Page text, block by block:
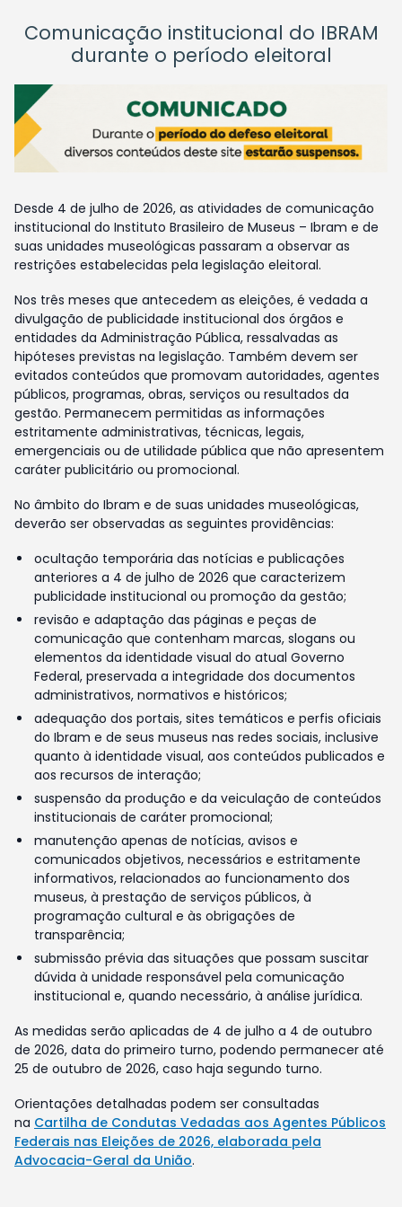
Comunicação institucional do IBRAM
durante o período eleitoral
Desde 4 de julho de 2026, as atividades de comunicação
institucional do Instituto Brasileiro de Museus – Ibram e de
suas unidades museológicas passaram a observar as
restrições estabelecidas pela legislação eleitoral.
Nos três meses que antecedem as eleições, é vedada a
divulgação de publicidade institucional dos órgãos e
entidades da Administração Pública, ressalvadas as
hipóteses previstas na legislação. Também devem ser
evitados conteúdos que promovam autoridades, agentes
públicos, programas, obras, serviços ou resultados da
gestão. Permanecem permitidas as informações
estritamente administrativas, técnicas, legais,
emergenciais ou de utilidade pública que não apresentem
caráter publicitário ou promocional.
No âmbito do Ibram e de suas unidades museológicas,
deverão ser observadas as seguintes providências:
ocultação temporária das notícias e publicações
anteriores a 4 de julho de 2026 que caracterizem
publicidade institucional ou promoção da gestão;
revisão e adaptação das páginas e peças de
comunicação que contenham marcas, slogans ou
elementos da identidade visual do atual Governo
Federal, preservada a integridade dos documentos
administrativos, normativos e históricos;
adequação dos portais, sites temáticos e perfis oficiais
do Ibram e de seus museus nas redes sociais, inclusive
quanto à identidade visual, aos conteúdos publicados e
aos recursos de interação;
suspensão da produção e da veiculação de conteúdos
institucionais de caráter promocional;
manutenção apenas de notícias, avisos e
comunicados objetivos, necessários e estritamente
informativos, relacionados ao funcionamento dos
museus, à prestação de serviços públicos, à
programação cultural e às obrigações de
transparência;
submissão prévia das situações que possam suscitar
dúvida à unidade responsável pela comunicação
institucional e, quando necessário, à análise jurídica.
As medidas serão aplicadas de 4 de julho a 4 de outubro
de 2026, data do primeiro turno, podendo permanecer até
25 de outubro de 2026, caso haja segundo turno.
Orientações detalhadas podem ser consultadas
na Cartilha de Condutas Vedadas aos Agentes Públicos
Federais nas Eleições de 2026, elaborada pela
Advocacia-Geral da União.